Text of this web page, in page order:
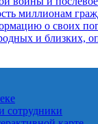
сотрудники